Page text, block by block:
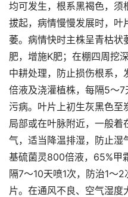
均可发生，根系黑褐色，须
拔起，病情慢慢发展时，叶
萎。病情快时主株呈青枯
肥，增施K肥；在棚四周挖
中耕处理，防止损伤根系
倍液及浇灌植株，每隔5～
污病。叶片上初生灰黑色至
局部或在叶脉附近，一般
气，适当降温排湿，防止湿
基硫菌灵800倍液，65%甲
隔7～10天喷1次，防治1～
片。在通风不良、空气湿度